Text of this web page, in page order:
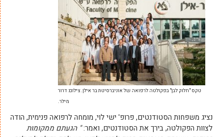
טקס "חלוק לבן" בפקולטה לרפואה של אוניברסיטת בר אילן. צילום: דרור
מילר.
נציג משפחות הסטודנטים, פרופ' ישי לוי, מומחה לרפואה פנימית, הודה
לצוות הפקולטה, בירך את הסטודנטים, ואמר:" הגעתם ממקומות